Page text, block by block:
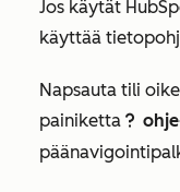
Jos käytät
käyttää
Napsauta tili
painiketta questioncircleIcon help